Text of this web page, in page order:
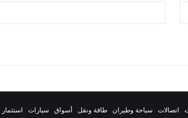
اتصالات سياحة وطيران طاقة ونقل أسواق سيارات استثمار